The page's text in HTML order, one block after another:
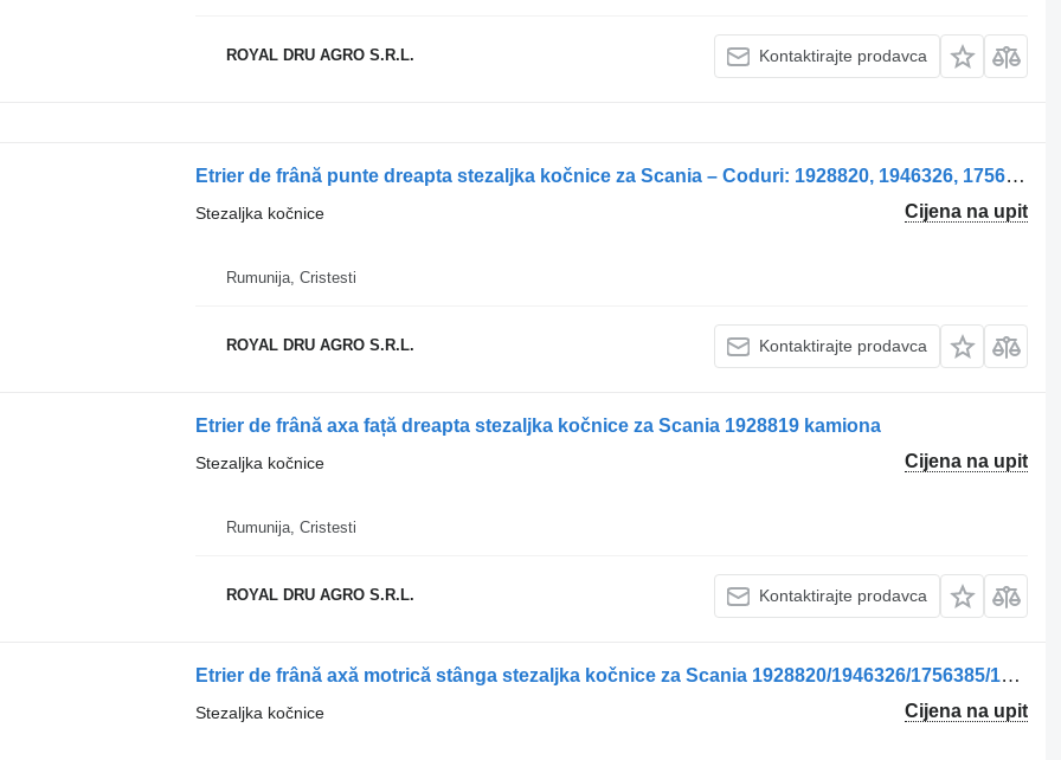
ROYAL DRU AGRO S.R.L. Kontaktirajte prodavca
Etrier de frână punte dreapta stezaljka kočnice za Scania – Coduri: 1928820, 1946326, 1756385, 1731227, 1746797, 1946307, 1928817 kamiona
Cijena na upit
Stezaljka kočnice
Rumunija, Cristesti
ROYAL DRU AGRO S.R.L. Kontaktirajte prodavca
Etrier de frână axa față dreapta stezaljka kočnice za Scania 1928819 kamiona
Cijena na upit
Stezaljka kočnice
Rumunija, Cristesti
ROYAL DRU AGRO S.R.L. Kontaktirajte prodavca
Etrier de frână axă motrică stânga stezaljka kočnice za Scania 1928820/1946326/1756385/1731227/1746797/1946307/1928817 kamiona
Cijena na upit
Stezaljka kočnice